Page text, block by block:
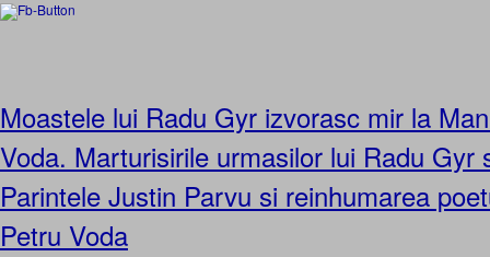
Moastele lui Radu Gyr izvorasc mir la
Voda. Marturisirile urmasilor lui Radu Gyr
Parintele Justin Parvu si reinhumarea
Petru Voda